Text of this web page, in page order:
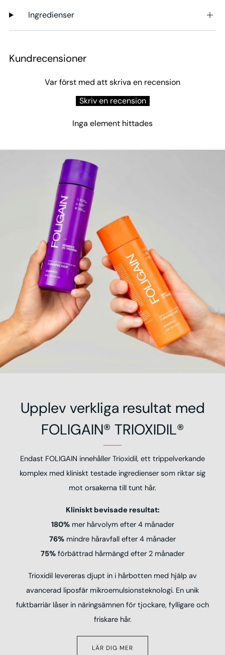
Ingredienser
Kundrecensioner
Var först med att skriva en recension
Skriv en recension
Inga element hittades
Upplev verkliga resultat med
FOLIGAIN® TRIOXIDIL®
Endast FOLIGAIN innehåller Trioxidil, ett trippelverkande
komplex med kliniskt testade ingredienser som riktar sig
mot orsakerna till tunt hår.
Kliniskt bevisade resultat:
180%mer hårvolym efter 4 månader
76% mindre håravfall efter 4 månader
75% förbättrad hårmängd efter 2 månader
Trioxidil levereras djupt in i hårbotten med hjälp av
avancerad liposfär mikroemulsionsteknologi. En unik
fuktbarriär låser in näringsämnen för tjockare, fylligare och
friskare hår.
LÄR DIG MER